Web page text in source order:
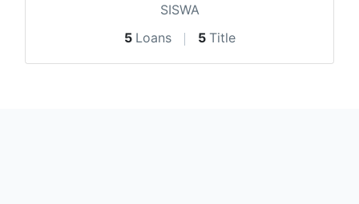
SISWA
5 Loans 5 Title